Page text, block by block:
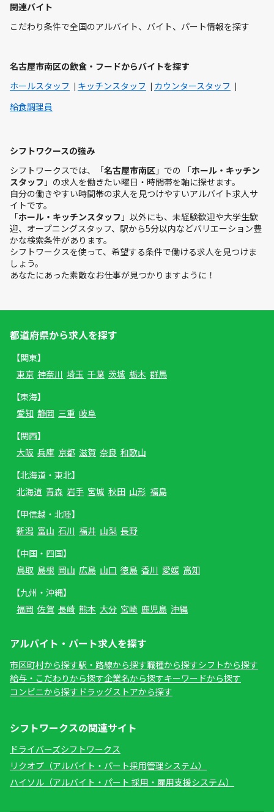
関連バイト
こだわり条件で全国のアルバイト、バイト、パート情報を探す
名古屋市南区の飲食・フードからバイトを探す
ホールスタッフ
キッチンスタッフ
カウンタースタッフ
給食調理員
シフトワクースの強み
シフトワークスでは、「名古屋市南区 」での 「ホール・キッチン
スタッフ 」の求人を働きたい曜日・時間帯を軸に探せます。
自分の働きやすい時間帯の求人を見つけやすいアルバイト求人サ
イトです。
「ホール・キッチンスタッフ 」以外にも、未経験歓迎や大学生歓
迎、オープニングスタッフ、駅から5分以内などバリエーション豊
かな検索条件があります。
シフトワークスを使って、希望する条件で働ける求人を見つけま
しょう。
あなたにあった素敵なお仕事が見つかりますように！
都道府県から求人を探す
【関東】
東京 神奈川 埼玉 千葉 茨城 栃木 群馬
【東海】
愛知 静岡 三重 岐阜
【関西】
大阪 兵庫 京都 滋賀 奈良 和歌山
【北海道・東北】
北海道 青森 岩手 宮城 秋田 山形 福島
【甲信越・北陸】
新潟 富山 石川 福井 山梨 長野
【中国・四国】
鳥取 島根 岡山 広島 山口 徳島 香川 愛媛 高知
【九州・沖縄】
福岡 佐賀 長崎 熊本 大分 宮崎 鹿児島 沖縄
アルバイト・パート求人を探す
市区町村から探す駅・路線から探す職種から探すシフトから探す
給与・こだわりから探す企業名から探すキーワードから探す
コンビニから探す ドラッグストアから探す
シフトワークスの関連サイト
ドライバーズシフトワークス
リクオプ（アルバイト・パート採用管理システム）
ハイソル（アルバイト・パート 採用・雇用支援システム）